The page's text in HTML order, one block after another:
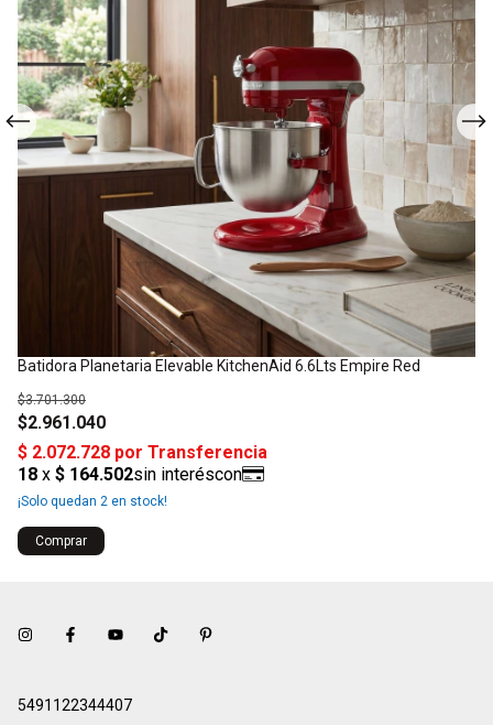
Batidora Planetaria Elevable KitchenAid 6.6Lts Empire Red
$2.961.040
$3.701.300
¡Solo quedan 2 en stock!
5491122344407